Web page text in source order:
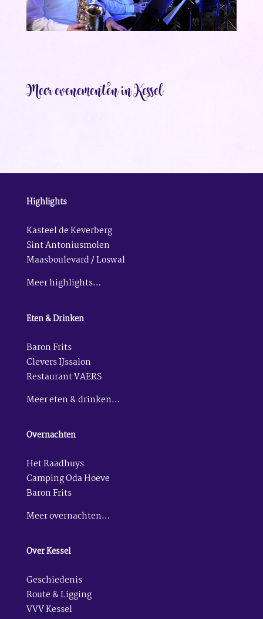
Meer evenementen in Kessel
Highlights
Kasteel de Keverberg
Sint Antoniusmolen
Maasboulevard / Loswal
Meer highlights…
Eten & Drinken
Baron Frits
Clevers IJssalon
Restaurant VAERS
Meer eten & drinken…
Overnachten
Het Raadhuys
Camping Oda Hoeve
Baron Frits
Meer overnachten…
Over Kessel
Geschiedenis
Route & Ligging
VVV Kessel